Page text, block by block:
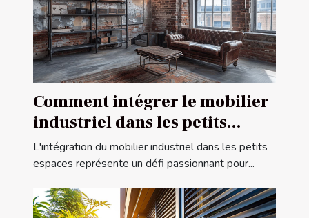
Comment intégrer le mobilier
industriel dans les petits
espaces
L'intégration du mobilier industriel dans les petits
espaces représente un défi passionnant pour...